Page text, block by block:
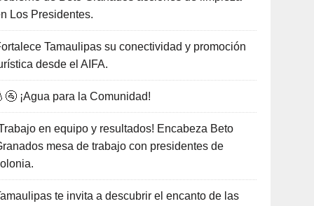
Los Presidentes.
Tamaulipas su conectividad y promoción
desde el AIFA.
¡Agua para la Comunidad!
en equipo y resultados! Encabeza Beto
mesa de trabajo con presidentes de
te invita a descubrir el encanto de las